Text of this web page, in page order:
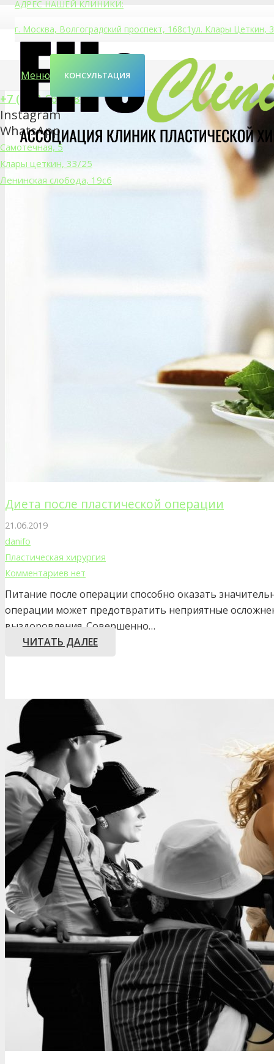
АДРЕС НАШЕЙ КЛИНИКИ:
г. Москва, Волгоградский проспект, 168с1ул. Клары Цеткин,
Меню КОНСУЛЬТАЦИЯ
+7 (929) 667-58-22
Instagram
WhatsApp
Самотечная, 5
Клары цеткин, 33/25
Ленинская слобода, 19с6
Диета после пластической операции
21.06.2019
danifo
Пластическая хирургия
Комментариев нет
Питание после операции способно оказать
операции может предотвратить неприятные
выздоровления. Совершенно…
ЧИТАТЬ ДАЛЕЕ